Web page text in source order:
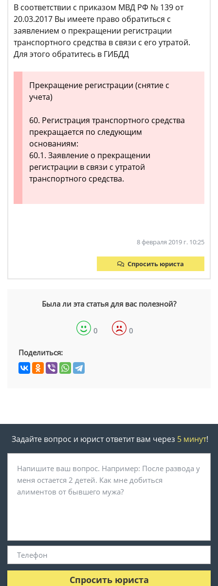
В соответствии с приказом МВД РФ № 139 от
20.03.2017 Вы имеете право обратиться с
заявлением о прекращении регистрации
транспортного средства в связи с его утратой.
Для этого обратитесь в ГИБДД
Прекращение регистрации (снятие с
учета)
60. Регистрация транспортного средства
прекращается по следующим
основаниям:
60.1. Заявление о прекращении
регистрации в связи с утратой
транспортного средства.
8 февраля 2019 г. 10:25
Спросить юриста
Была ли эта статья для вас полезной?
0 0
Поделиться:
Задайте вопрос и юрист ответит вам через 5 минут!
Спросить юриста